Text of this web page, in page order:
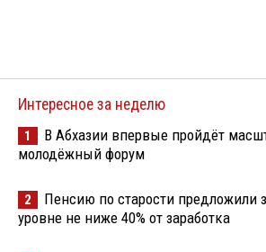
Интересное за неделю
1
В Абхазии впервые пройдёт
молодёжный форум
2
Пенсию по старости предложили
уровне не ниже 40% от заработка